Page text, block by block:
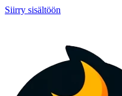
Siirry sisältöön